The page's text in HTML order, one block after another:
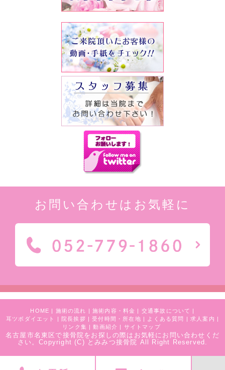
お問い合わせはお気軽に
HOME | 施術の流れ | 施術内容・料金 | 交通事故について |
耳ツボダイエット
| 院長挨拶 | 受付時間・所在地 | よくある質問 | 求人案内 |
リンク集 | 動画紹介 | サイトマップ
名古屋市名東区で接骨院をお探しの際はお気軽にお問い合わせくだ
さい。Copyright (C) とみみつ接骨院 All Right Reserved.